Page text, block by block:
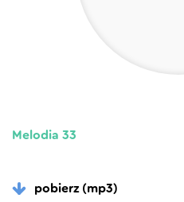
Melodia 33
pobierz (mp3)